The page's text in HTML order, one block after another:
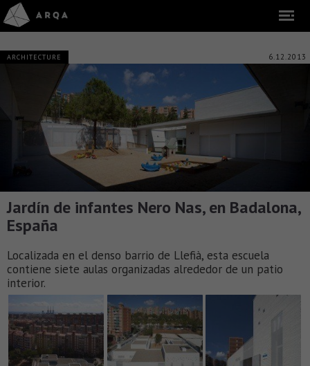
ARCHITECTURE 6.12.2013
Jardín de infantes Nero Nas, en Badalona,
España
Localizada en el denso barrio de Llefià, esta escuela
contiene siete aulas organizadas alrededor de un patio
interior.